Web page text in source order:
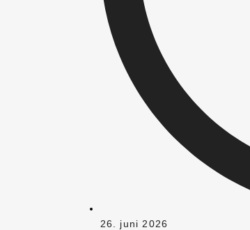
26. juni 2026